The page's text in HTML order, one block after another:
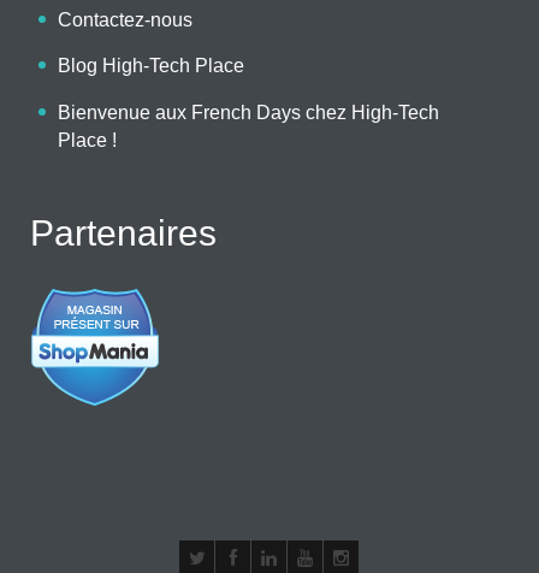
Contactez-nous
Blog High-Tech Place
Bienvenue aux French Days chez High-Tech
Place !
Partenaires